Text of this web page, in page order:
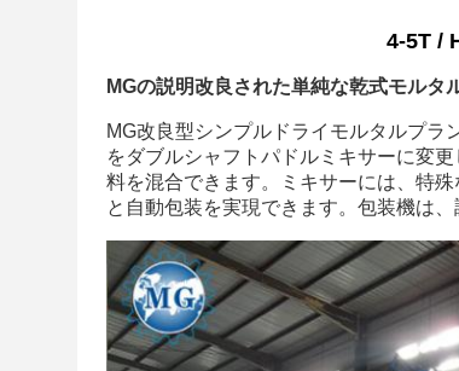
4-5T /
MGの説明改良された単純な乾式モルタ
MG改良型シンプルドライモルタルプ
をダブルシャフトパドルミキサーに変
料を混合できます。ミキサーには、特
と自動包装を実現できます。包装機は